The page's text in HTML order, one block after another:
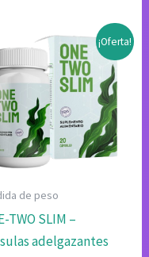
¡Oferta!
de peso
TWO SLIM –
adelgazantes